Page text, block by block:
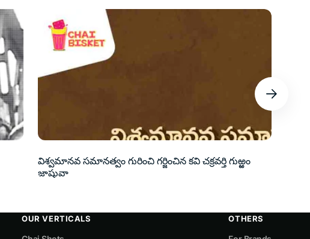
విశ్వమానవ సమానత్వం గురించి గర్జించిన కవి చక్రవర్తి గుఱ్ఱం
జాషువా
OUR VERTICALS OTHERS